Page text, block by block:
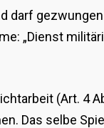
darf
„Dienst
(Art. 4
Das selbe